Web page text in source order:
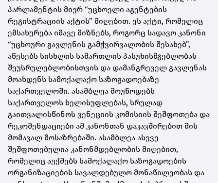
პარლამენტის მიერ “უცხოელი აგენტების
რეგისტრაციის აქტის” მიღებით. ეს აქტი, რომელიც
ემსახურება იმავე მიზნებს, როგორც სადავო კანონი
“უცხოური გავლენის გამჭვირვალობის შესახებ”,
აწესებს სისხლის სამართლის პასუხისმგებლობას
შეუსრულებლობისთვის და დამანგრეველ გავლენას
მოახდენს სამოქალაქო საზოგადოებაზე
საქართველოში. ასამბლეა მოუწოდებს
საქართველოს ხელისუფლებას, სრულად
გაითვალისწინოს ვენეციის კომისიის შეშფოთება და
რეკომენდაციები ამ კანონთან დაკავშირებით მის
მომავალ მოსაზრებაში. ასამბლეა ასევე
შეშფოთებულია კანონმდებლობის მიღებით,
რომელიც აუქმებს სამოქალაქო საზოგადოების
ორგანიზაციების სავალდებულო მონაწილეობას და